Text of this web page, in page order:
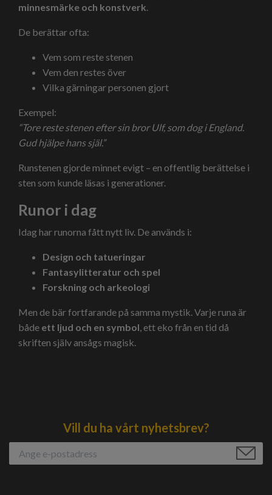
minnesmärke och konstverk.
De berättar ofta:
Vem som reste stenen
Vem den restes över
Vilka gärningar personen gjort
Exempel:
“Tore reste stenen efter sin bror Ulf, som dog i England.
Gud hjälpe hans själ.”
Runstenen gjorde minnet evigt – en offentlig berättelse i
sten som kunde läsas i generationer.
Runor i dag
Idag har runorna fått nytt liv. De används i:
Design och tatueringar
Fantasylitteratur och spel
Forskning och arkeologi
Men de bär fortfarande på samma mystik. Varje runa är
både ett ljud och en symbol, ett eko från en tid då
skriften själv ansågs magisk.
Vill du ha vårt nyhetsbrev?